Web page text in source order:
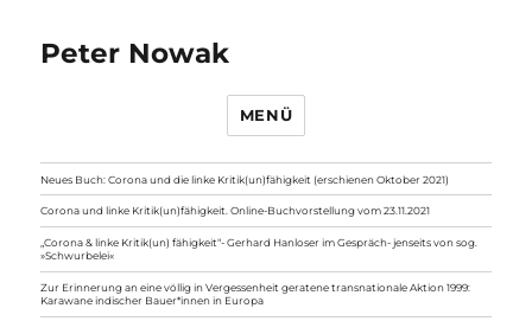
Peter Nowak
MENÜ
Neues Buch: Corona und die linke Kritik(un)fähigkeit (erschienen Oktober 2021)
Corona und linke Kritik(un)fähigkeit. Online-Buchvorstellung vom 23.11.2021
„Corona & linke Kritik(un) fähigkeit“- Gerhard Hanloser im Gespräch- jenseits von sog.
»Schwurbelei«
Zur Erinnerung an eine völlig in Vergessenheit geratene transnationale Aktion 1999:
Karawane indischer Bauer*innen in Europa